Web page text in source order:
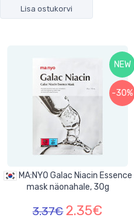
Lisa ostukorvi
NEW
-30%
mask näonahale, 30g
3.37€ 2.35€